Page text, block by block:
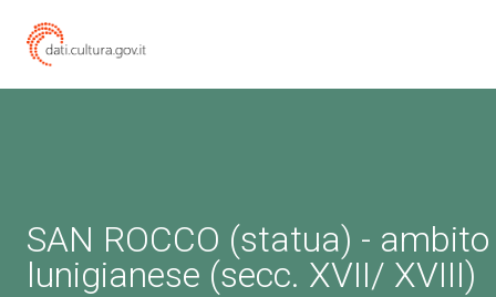
SAN ROCCO (statua) - ambito
lunigianese (secc. XVII/ XVIII)